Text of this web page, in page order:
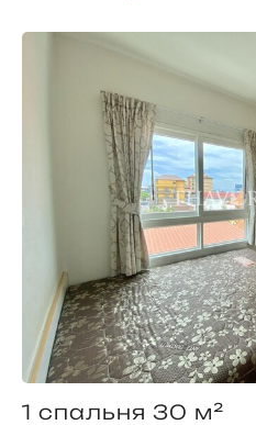
1 спальня 30 м²